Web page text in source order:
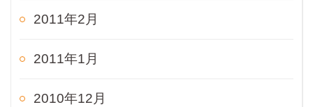
2011年2月
2011年1月
2010年12月